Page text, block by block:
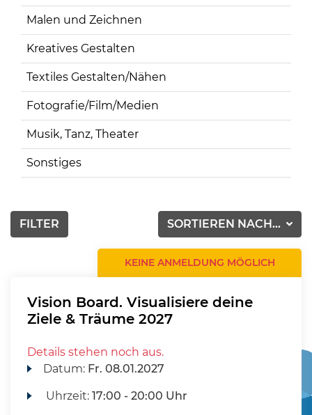
Malen und Zeichnen
Kreatives Gestalten
Textiles Gestalten/Nähen
Fotografie/Film/Medien
Musik, Tanz, Theater
Sonstiges
SORTIEREN NACH...
FILTER
KEINE ANMELDUNG MÖGLICH
Vision Board. Visualisiere deine
Ziele & Träume 2027
Details stehen noch aus.
Datum: Fr. 08.01.2027
Uhrzeit:17:00 - 20:00 Uhr